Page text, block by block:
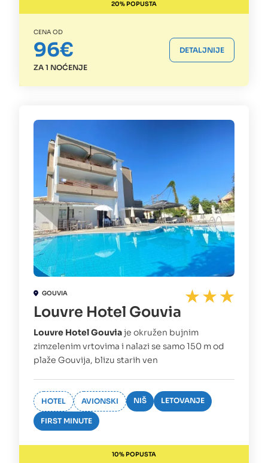
20% POPUSTA
CENA OD
96€
ZA 1 NOĆENJE
DETALJNIJE
GOUVIA
Louvre Hotel Gouvia
Louvre Hotel Gouviaje okružen bujnim
zimzelenim vrtovima i nalazi se samo 150 m od
plaže Gouvija, blizu starih ven
HOTEL AVIONSKI NIŠ LETOVANJE
FIRST MINUTE
10% POPUSTA